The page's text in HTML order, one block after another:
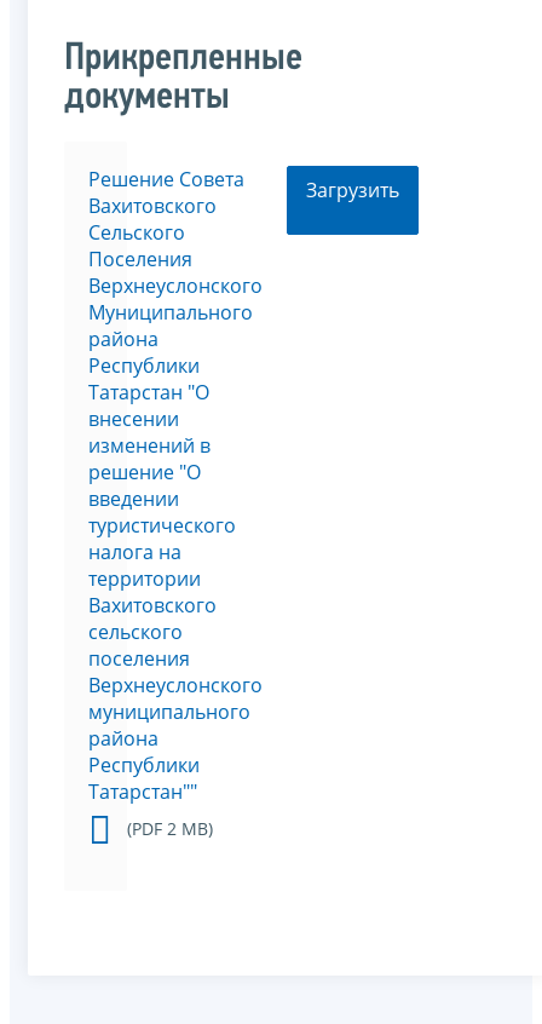
Прикрепленные
документы
Решение Совета
Вахитовского
Сельского
Поселения
Верхнеуслонского
Муниципального
района
Республики
Татарстан "О
внесении
изменений в
решение "О
введении
туристического
налога на
территории
Вахитовского
сельского
поселения
Верхнеуслонского
муниципального
района
Республики
Татарстан""
(PDF 2 MB)
Загрузить